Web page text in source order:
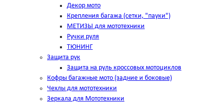
Декор мото
Крепления багажа (сетки, "пауки")
МЕТИЗЫ для мототехники
Ручки руля
ТЮНИНГ
Защита рук
Защита на руль кроссовых мотоциклов
Кофры багажные мото (задние и боковые)
Чехлы для мототехники
Зеркала для Мототехники